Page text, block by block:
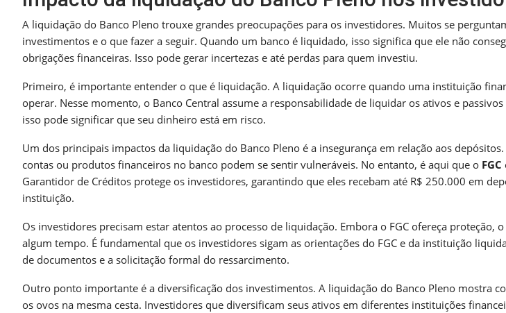
A liquidação do Banco Pleno trouxe grandes preocupações para os investidores. Muitos se
investimentos e o que fazer a seguir. Quando um banco é liquidado, isso significa que ele não
obrigações financeiras. Isso pode gerar incertezas e até perdas para quem investiu.
Primeiro, é importante entender o que é liquidação. A liquidação ocorre quando uma instituição
operar. Nesse momento, o Banco Central assume a responsabilidade de liquidar os ativos e
isso pode significar que seu dinheiro está em risco.
Um dos principais impactos da liquidação do Banco Pleno é a insegurança em relação aos
contas ou produtos financeiros no banco podem se sentir vulneráveis. No entanto, é aqui que o FGC
Garantidor de Créditos protege os investidores, garantindo que eles recebam até R$ 250.000 em
instituição.
Os investidores precisam estar atentos ao processo de liquidação. Embora o FGC ofereça proteção,
algum tempo. É fundamental que os investidores sigam as orientações do FGC e da instituição
de documentos e a solicitação formal do ressarcimento.
Outro ponto importante é a diversificação dos investimentos. A liquidação do Banco Pleno mostra
os ovos na mesma cesta. Investidores que diversificam seus ativos em diferentes instituições